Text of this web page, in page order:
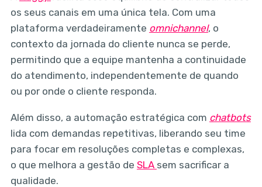
os seus canais em uma única tela. Com uma
plataforma verdadeiramente omnichannel, o
contexto da jornada do cliente nunca se perde,
permitindo que a equipe mantenha a continuidade
do atendimento, independentemente de quando
ou por onde o cliente responda.
Além disso, a automação estratégica com chatbots
lida com demandas repetitivas, liberando seu time
para focar em resoluções completas e complexas,
o que melhora a gestão de SLA sem sacrificar a
qualidade.